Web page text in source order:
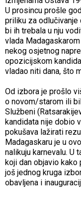
U prosincu prošle
priliku za
bi ih trebala u nju
vlada
nekog osjetnog
opozicijskom
vladao niti dana, što
Od izbora je prošlo
o novom/starom ili
Službeni
kandidata nije dobio
pokušava lažirati
Madagaskaru je u
nalikuju karnevalu. U
koji dan objavio
još jednog kruga
obavljena i